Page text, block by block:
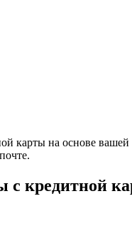
карты на основе
с кредитной